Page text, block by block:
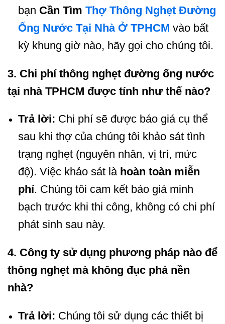
bạn Cần Tìm Thợ Thông Nghẹt Đường
Ống Nước Tại Nhà Ở TPHCM vào bất
kỳ khung giờ nào, hãy gọi cho chúng tôi.
3. Chi phí thông nghẹt đường ống nước
tại nhà TPHCM được tính như thế nào?
Trả lời: Chi phí sẽ được báo giá cụ thể
sau khi thợ của chúng tôi khảo sát tình
trạng nghẹt (nguyên nhân, vị trí, mức
độ). Việc khảo sát là hoàn toàn miễn
phí. Chúng tôi cam kết báo giá minh
bạch trước khi thi công, không có chi phí
phát sinh sau này.
4. Công ty sử dụng phương pháp nào để
thông nghẹt mà không đục phá nền
nhà?
Trả lời: Chúng tôi sử dụng các thiết bị